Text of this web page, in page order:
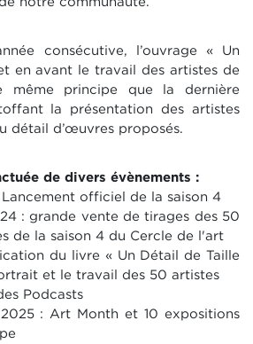
consécutive, l’ouvrage « Un
en avant le travail des artistes de
même principe que la dernière
la présentation des artistes
détail d’œuvres proposés.
de divers évènements :
officiel de la saison 4
: grande vente de tirages des 50
de la saison 4 du Cercle de l'art
du livre « Un Détail de Taille
et le travail des 50 artistes
Podcasts
: Art Month et 10 expositions